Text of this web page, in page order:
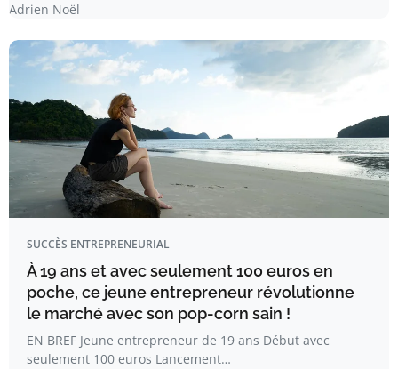
Adrien Noël
SUCCÈS ENTREPRENEURIAL
À 19 ans et avec seulement 100 euros en
poche, ce jeune entrepreneur révolutionne
le marché avec son pop-corn sain !
EN BREF Jeune entrepreneur de 19 ans Début avec
seulement 100 euros Lancement…